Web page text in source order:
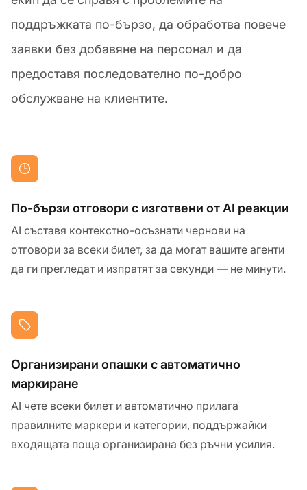
поддръжката по-бързо, да обработва повече
заявки без добавяне на персонал и да
предоставя последователно по-добро
обслужване на клиентите.
По-бързи отговори с изготвени от AI реакции
AI съставя контекстно-осъзнати чернови на
отговори за всеки билет, за да могат вашите агенти
да ги прегледат и изпратят за секунди — не минути.
Организирани опашки с автоматично
маркиране
AI чете всеки билет и автоматично прилага
правилните маркери и категории, поддържайки
входящата поща организирана без ръчни усилия.